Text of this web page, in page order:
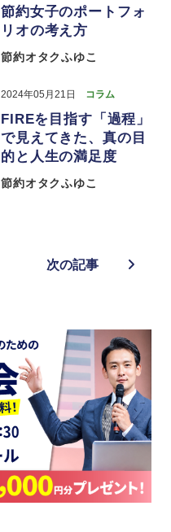
節約女子のポートフォ
リオの考え方
節約オタクふゆこ
2024年05月21日 コラム
FIREを目指す「過程」
で見えてきた、真の目
的と人生の満足度
節約オタクふゆこ
次の記事